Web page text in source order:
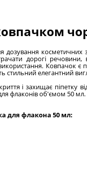
дозування
дорогі
Ковпачок є
стильний елегантний
і захищає піпетку
флаконів об'ємом 50 мл.
для флакона 50 мл: